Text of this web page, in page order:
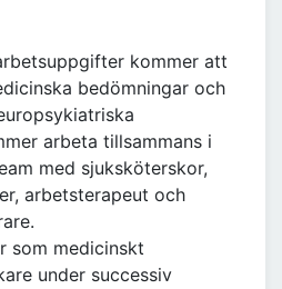
kommer att
bedömningar och
arbeta tillsammans i
med sjuksköterskor,
arbetsterapeut och
som medicinskt
under successiv